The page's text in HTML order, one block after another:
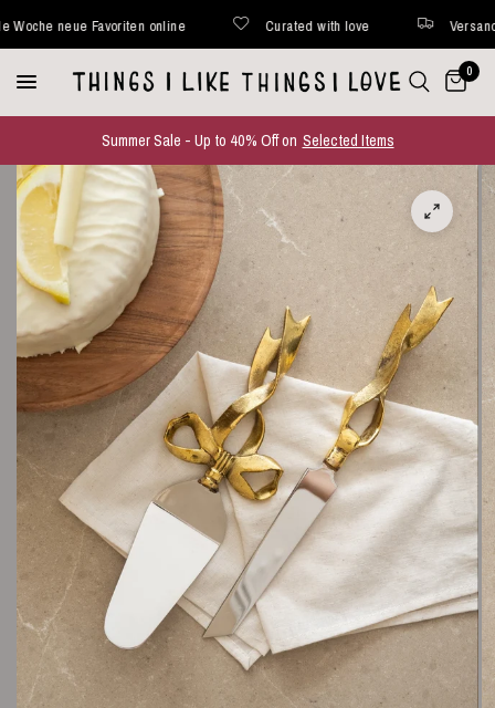
neue Favoriten online Curated with love Versand
0
Summer Sale - Up to 40% Off on Selected Items